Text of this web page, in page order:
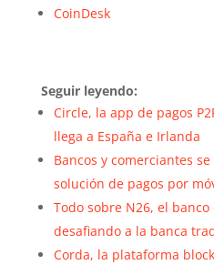
CoinDesk
Seguir leyendo:
Circle, la app de pagos
llega a España e Irlanda
Bancos y comerciantes
solución de pagos por
Todo sobre N26, el
desafiando a la banca
Corda, la plataforma